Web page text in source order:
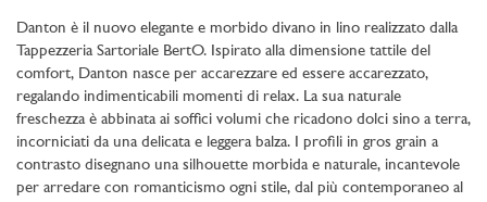
Danton è il nuovo elegante e morbido divano in lino realizzato dalla
Tappezzeria Sartoriale BertO. Ispirato alla dimensione tattile del
comfort, Danton nasce per accarezzare ed essere accarezzato,
regalando indimenticabili momenti di relax. La sua naturale
freschezza è abbinata ai soffici volumi che ricadono dolci sino a terra,
incorniciati da una delicata e leggera balza. I profili in gros grain a
contrasto disegnano una silhouette morbida e naturale, incantevole
per arredare con romanticismo ogni stile, dal più contemporaneo al